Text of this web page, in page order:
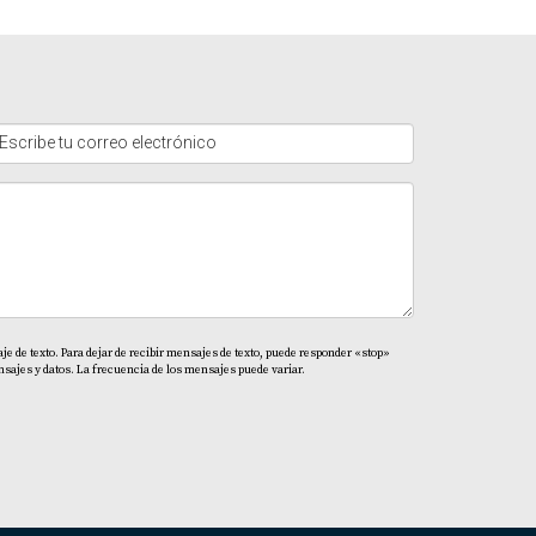
todo el año.
de tomar decisiones informadas. Si estás
dudes en contactar a Yolanda Landinez
texto. Para dejar de recibir mensajes de texto, puede responder «stop»
y datos. La frecuencia de los mensajes puede variar.